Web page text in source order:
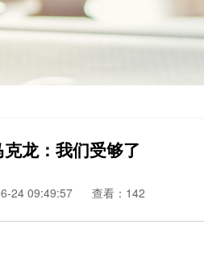
龙：我们受够了
24 09:49:57 查看：142